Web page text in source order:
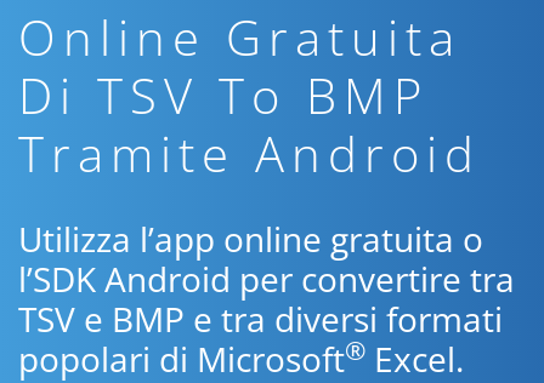
Online Gratuita
Di TSV To BMP
Tramite Android
Utilizza l’app online gratuita o
l’SDK Android per convertire tra
TSV e BMP e tra diversi formati
popolari di Microsoft® Excel.